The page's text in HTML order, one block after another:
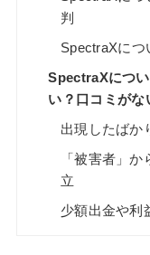
判
SpectraXにつ
SpectraXにつ
い？口コミがな
出現したばか
「被害者」
立
少額出金や利